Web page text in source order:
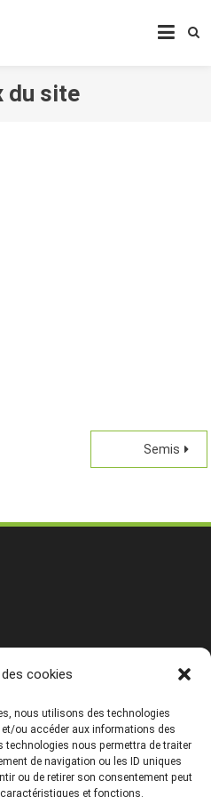
cookies
nous utilisons des technologies
ou accéder aux informations des
technologies nous permettra de traiter
de navigation ou les ID uniques
ou de retirer son consentement peut
et fonctions.
DÉVELOPPEMENT
du site
Semis